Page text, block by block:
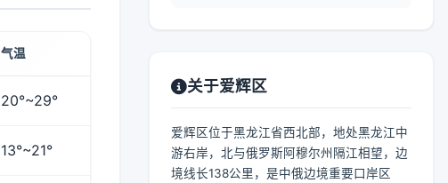
气温
20°~29°
13°~21°
关于爱辉区
爱辉区位于黑龙江省西北部，地处黑龙江中
游右岸，北与俄罗斯阿穆尔州隔江相望，边
境线长138公里，是中俄边境重要口岸区